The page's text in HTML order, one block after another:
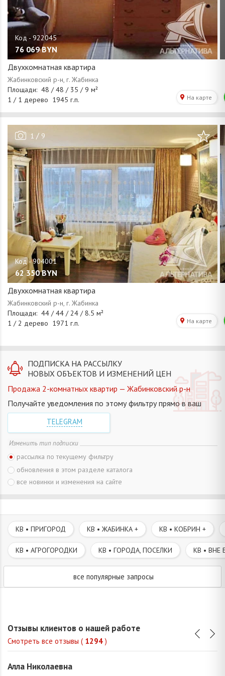
76 069 BYN
Двухкомнатная квартира
1 / 9
62 350 BYN
Двухкомнатная квартира
ПОДПИСКА НА РАССЫЛКУ
НОВЫХ ОБЪЕКТОВ И ИЗМЕНЕНИЙ ЦЕН
Продажа 2-комнатных квартир — Жабинковский р-н
Получайте уведомления по этому фильтру прямо в ваш
TELEGRAM
Изменить тип подписки
рассылка по текущему фильтру
обновления в этом разделе каталога
все новинки и изменения на сайте
КВ • ПРИГОРОД КВ • ЖАБИНКА + КВ • КОБРИН +
КВ • АГРОГОРОДКИ КВ • ГОРОДА, ПОСЕЛКИ КВ • ВНЕ
все популярные запросы
Отзывы клиентов о нашей работе
Смотреть все отзывы ( 1294 )
Алла Николаевна